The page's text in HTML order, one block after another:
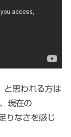
と思われる方は
現在の
りなさを感じ